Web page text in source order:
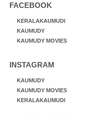
FACEBOOK
KERALAKAUMUDI
KAUMUDY
KAUMUDY MOVIES
INSTAGRAM
KAUMUDY
KAUMUDY MOVIES
KERALAKAUMUDI